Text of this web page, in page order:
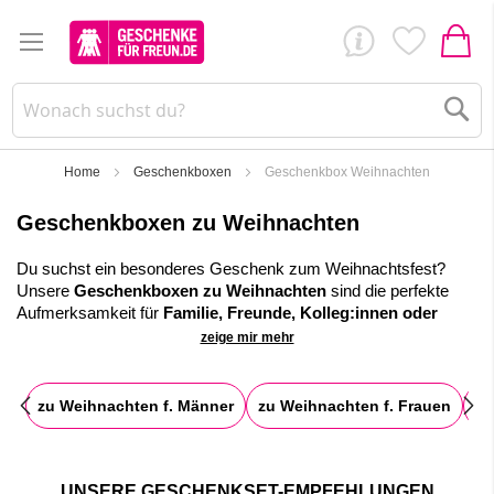
Home Geschenkboxen Geschenkbox Weihnachten
Geschenkboxen zu Weihnachten
Du suchst ein besonderes Geschenk zum Weihnachtsfest?
Unsere Geschenkboxen zu Weihnachten sind die perfekte
Aufmerksamkeit für Familie, Freunde, Kolleg:innen oder
.
verpackt und kann mit deinerpersönlichen
Weihnachtsbotschaftversehen werden. So entsteht ein
Geschenk, das nicht nur schön aussieht, sondern echte Freude
Alle Boxen werden von uns inHandarbeit konfektioniertund
zeige mir mehr
zu Weihnachten f. Männer zu Weihnachten f. Frauen